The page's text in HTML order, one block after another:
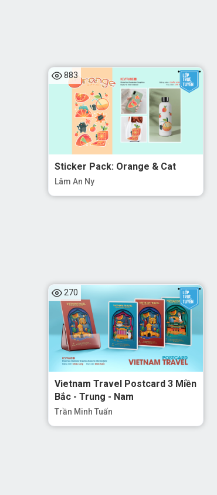
883
Sticker Pack: Orange & Cat
Lâm An Ny
270
Vietnam Travel Postcard 3 Miền
Bắc - Trung - Nam
Trần Minh Tuấn